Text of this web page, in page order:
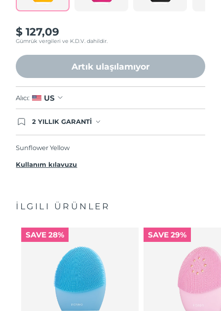
$ 127,09
Gümrük vergileri ve K.D.V. dahildir.
Artık ulaşılamıyor
Alıcı: US
2 YILLIK GARANTİ
korunmaktadır. Cihazınızla ilgili herhangi bir
alan servisimize ve merkez ofis adresimize
Sunflower Yellow
Kullanım kılavuzu
İLGILI ÜRÜNLER
SAVE 28% SAVE 29%